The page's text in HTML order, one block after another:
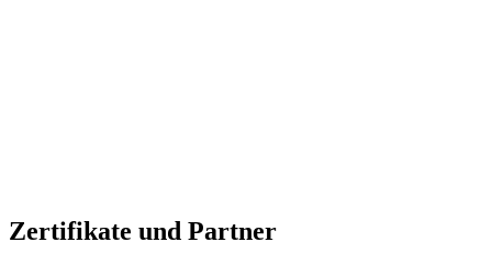
Zertifikate und Partner